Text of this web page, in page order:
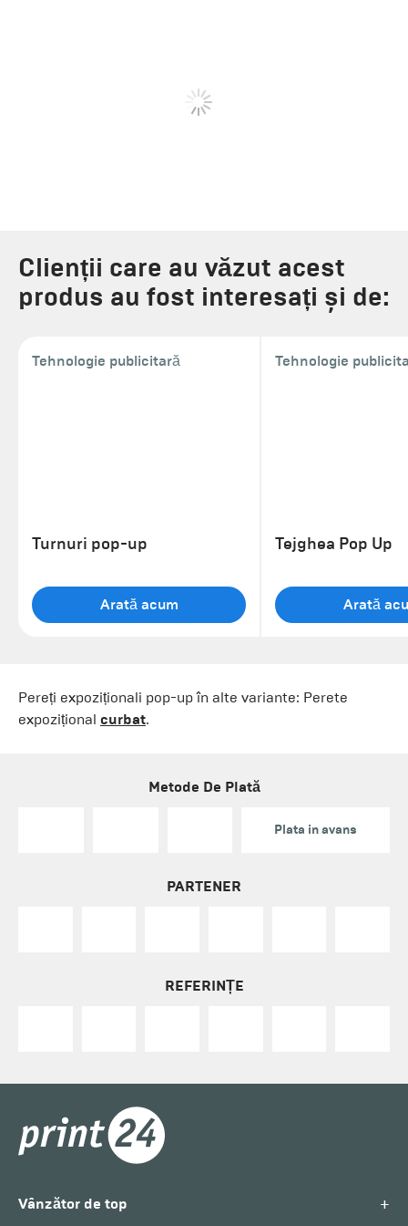
Clienții care au văzut acest
produs au fost interesați și de:
Tehnologie publicitară
Turnuri pop-up
Arată acum
Tehnologie
Tejghea Pop Up
Arată
Pereți expoziționali pop-up în alte variante: Perete
expozițional curbat.
Metode De Plată
Plata in avans
PARTENER
REFERINȚE
Vânzător de top +